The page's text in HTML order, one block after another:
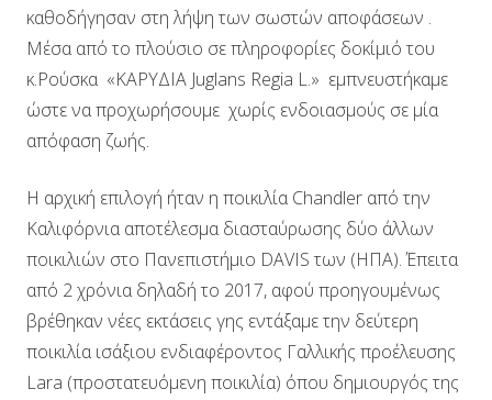
καθοδήγησαν στη λήψη των σωστών αποφάσεων .
Μέσα από το πλούσιο σε πληροφορίες δοκίμιό του
κ.Ρούσκα «ΚΑΡΥΔΙΑ Juglans Regia L.» εμπνευστήκαμε
ώστε να προχωρήσουμε χωρίς ενδοιασμούς σε μία
απόφαση ζωής.
Η αρχική επιλογή ήταν η ποικιλία Chandler από την
Καλιφόρνια αποτέλεσμα διασταύρωσης δύο άλλων
ποικιλιών στο Πανεπιστήμιο DAVIS των (ΗΠΑ). Έπειτα
από 2 χρόνια δηλαδή το 2017, αφού προηγουμένως
βρέθηκαν νέες εκτάσεις γης εντάξαμε την δεύτερη
ποικιλία ισάξιου ενδιαφέροντος Γαλλικής προέλευσης
Lara (προστατευόμενη ποικιλία) όπου δημιουργός της